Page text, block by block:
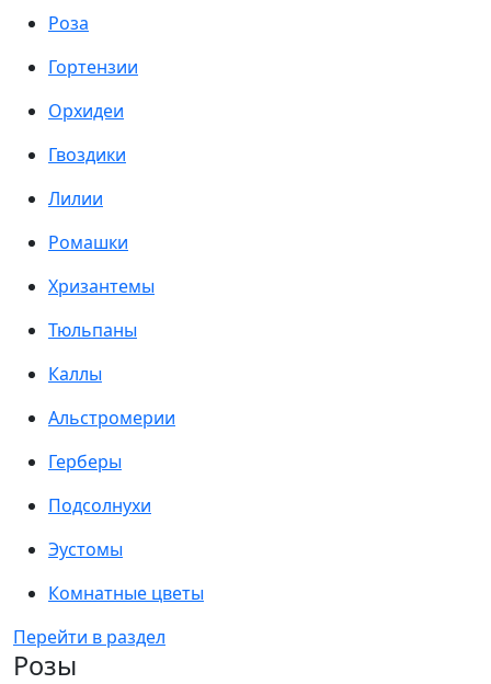
Роза
Гортензии
Орхидеи
Гвоздики
Лилии
Ромашки
Хризантемы
Тюльпаны
Каллы
Альстромерии
Герберы
Подсолнухи
Эустомы
Комнатные цветы
Перейти в раздел
Розы